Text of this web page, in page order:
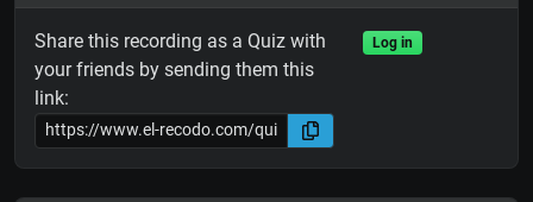
Share this recording as a Quiz with
your friends by sending them this
link:
Log in